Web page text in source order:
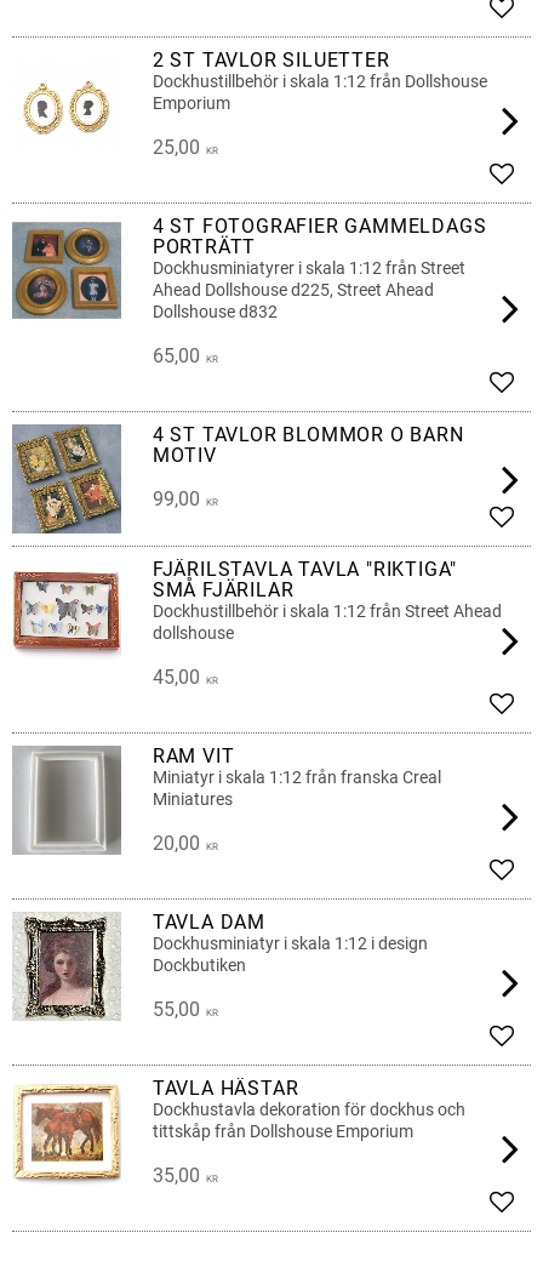
Add
2 ST TAVLOR SILUETTER
Dockhustillbehör i skala 1:12 från Dollshouse
Emporium
25,00 KR
Add
4 ST FOTOGRAFIER GAMMELDAGS
PORTRÄTT
Dockhusminiatyrer i skala 1:12 från Street
Ahead Dollshouse d225, Street Ahead
Dollshouse d832
65,00 KR
Add
4 ST TAVLOR BLOMMOR O BARN
MOTIV
99,00
KR
Add
FJÄRILSTAVLA TAVLA "RIKTIGA"
SMÅ FJÄRILAR
Dockhustillbehör i skala 1:12 från Street Ahead
dollshouse
45,00 KR
Add
RAM VIT
Miniatyr i skala 1:12 från franska Creal
Miniatures
20,00 KR
Add
TAVLA DAM
Dockhusminiatyr i skala 1:12 i design
Dockbutiken
55,00 KR
Add
TAVLA HÄSTAR
Dockhustavla dekoration för dockhus och
tittskåp från Dollshouse Emporium
35,00 KR
Add